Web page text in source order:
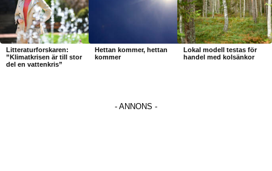
Litteraturforskaren:
”Klimatkrisen är till stor
del en vattenkris”
Hettan kommer, hettan
kommer
Lokal modell testas för
handel med kolsänkor